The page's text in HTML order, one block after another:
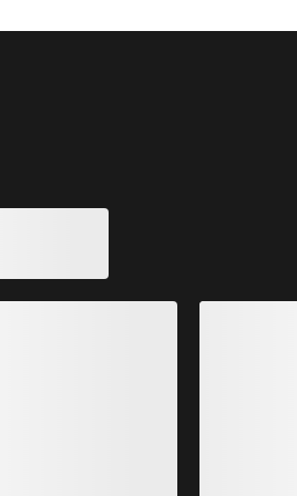
à base de laine mérinos dotée
tricot 3D sans coutures